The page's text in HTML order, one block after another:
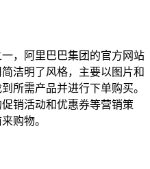
，阿里巴巴集团的官方网站
洁明了风格，主要以图片和
所需产品并进行下单购买。
销活动和优惠券等营销策
购物。